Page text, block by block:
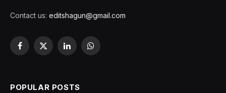
Contact us: editshagun@gmail.com
Facebook
X
LinkedInWhatsApp
POPULAR POSTS